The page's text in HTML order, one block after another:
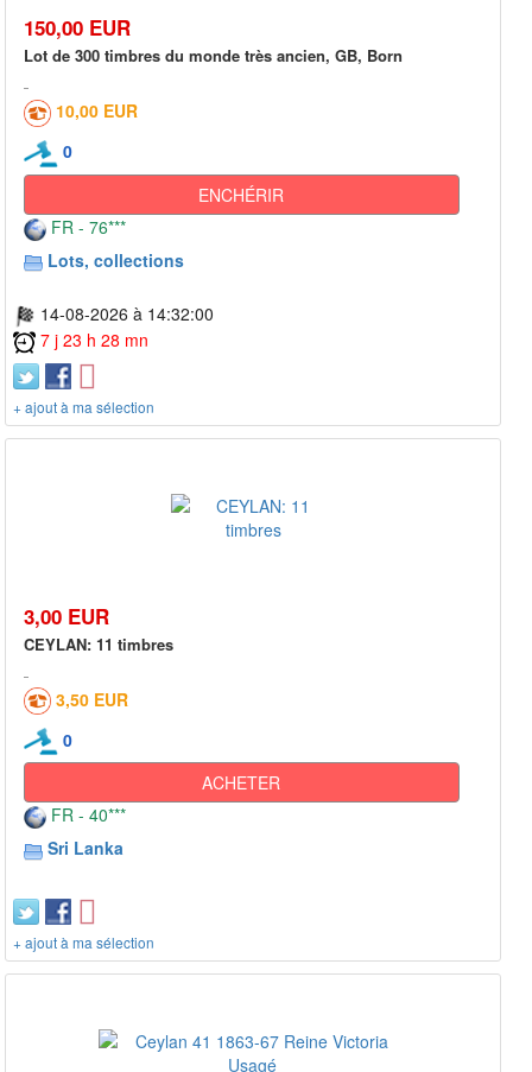
150,00 EUR
Lot de 300 timbres du monde très ancien, GB, Born
10,00 EUR
0
ENCHÉRIR
FR - 76***
Lots, collections
14-08-2026 à 14:32:00
7 j 23 h 28 mn
+ ajout à ma sélection
3,00 EUR
CEYLAN: 11 timbres
3,50 EUR
0
ACHETER
FR - 40***
Sri Lanka
+ ajout à ma sélection